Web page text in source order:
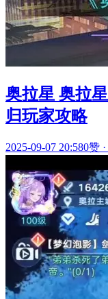
奥拉星 奥拉
归玩家攻略
2025-09-07 20:580赞 ·